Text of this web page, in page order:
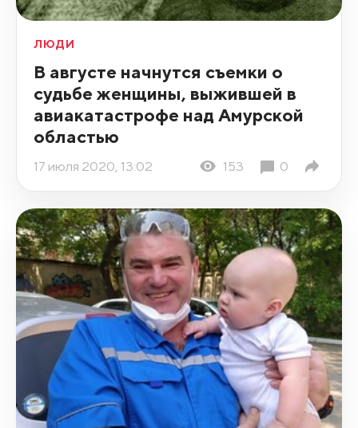
ЛЮДИ
В августе начнутся съемки о
судьбе женщины, выжившей в
авиакатастрофе над Амурской
областью
17 июля 2020, 13:02 153 0